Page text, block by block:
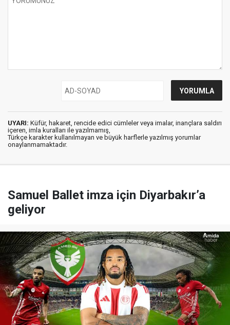
UYARI: Küfür, hakaret, rencide edici cümleler veya imalar, inançlara saldırı
içeren, imla kuralları ile yazılmamış,
Türkçe karakter kullanılmayan ve büyük harflerle yazılmış yorumlar
onaylanmamaktadır.
Samuel Ballet imza için Diyarbakır’a
geliyor